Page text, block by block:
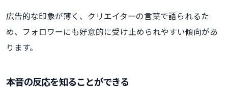
広告的な印象が薄く、クリエイターの言葉で語られるた
め、フォロワーにも好意的に受け止められやすい傾向があ
ります。
本音の反応を知ることができる